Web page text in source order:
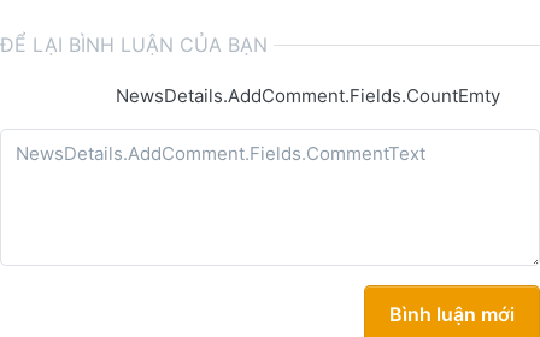
ĐỂ LẠI BÌNH LUẬN CỦA BẠN
NewsDetails.AddComment.Fields.CountEmty
Bình luận mới